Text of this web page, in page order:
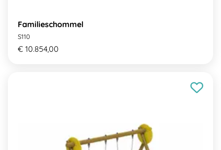
Familieschommel
S110
€ 10.854,00